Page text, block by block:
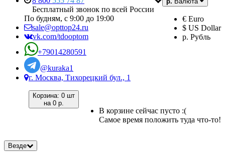
€ Euro
$ US Dollar
р. Рубль
Бесплатный звонок по всей России
По будням, с 9:00 до 19:00
sale@opttop24.ru
vk.com/tdooptom
+79014280591
@kuraka1
г. Москва, Тихорецкий бул., 1
Корзина: 0 шт
на 0 р.
В корзине сейчас пусто :(
Самое время положить туда что-то!
Везде